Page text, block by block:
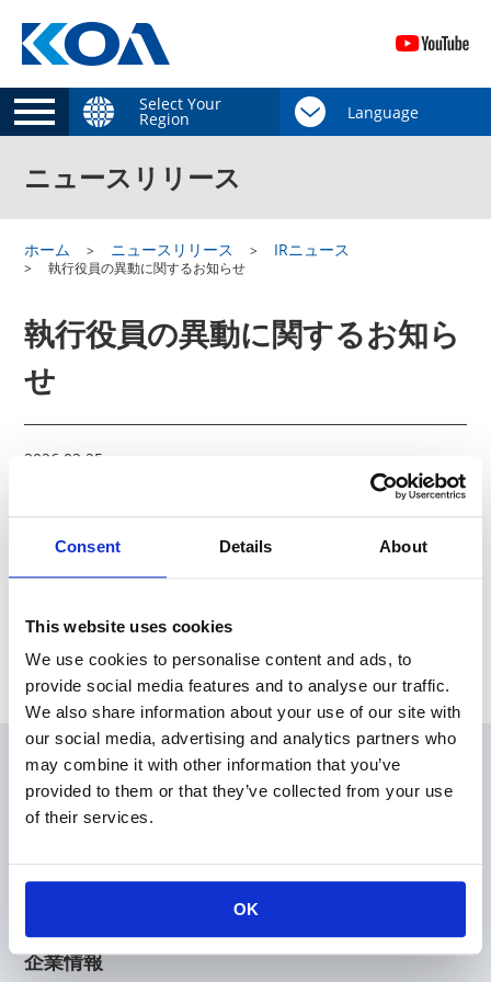
Consent Details About
This website uses cookies
We use cookies to personalise content and ads, to
provide social media features and to analyse our traffic.
We also share information about your use of our site with
our social media, advertising and analytics partners who
may combine it with other information that you’ve
provided to them or that they’ve collected from your use
of their services.
OK
Select Your
Region
ニュースリリース
ホーム ニュースリリース IRニュース
執行役員の異動に関するお知らせ
執行役員の異動に関するお知ら
せ
2026.02.25
執行役員の異動に関するお知らせを掲載いたしました。
News Release
Archive
会員
製品情報
アプリケーションガイド
技術サポート
企業情報